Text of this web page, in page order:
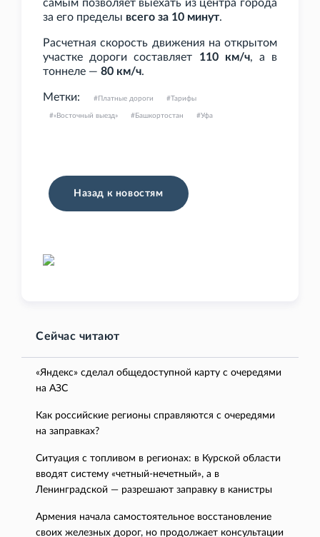
самым позволяет выехать из центра города
за его пределы всего за 10 минут.
Расчетная скорость движения на открытом
участке дороги составляет 110 км/ч, а в
тоннеле — 80 км/ч.
Метки: Платные дороги Тарифы
«Восточный выезд» Башкортостан Уфа
Назад к новостям
Сейчас читают
«Яндекс» сделал общедоступной карту с очередями
на АЗС
Как российские регионы справляются с очередями
на заправках?
Ситуация с топливом в регионах: в Курской области
вводят систему «четный-нечетный», а в
Ленинградской — разрешают заправку в канистры
Армения начала самостоятельное восстановление
своих железных дорог, но продолжает консультации